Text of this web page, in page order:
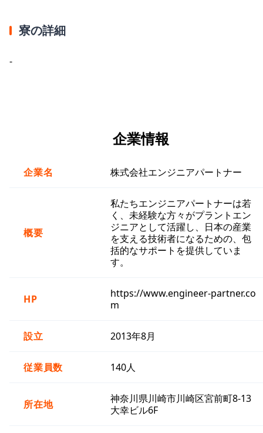
寮の詳細
-
企業情報
企業名 株式会社エンジニアパートナー
概要
私たちエンジニアパートナーは若
く、未経験な方々がプラントエン
ジニアとして活躍し、日本の産業
を支える技術者になるための、包
括的なサポートを提供していま
す。
HP
https://www.engineer-partner.co
m
設立 2013年8月
従業員数 140人
所在地
神奈川県川崎市川崎区宮前町8-13
大幸ビル6F